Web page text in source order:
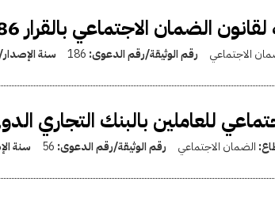
الضمان الاجتماعي بالقرار 186 لسنة 2015
الاجتماعي رقم الوثيقة/رقم الدعوى: 186 سنة
للعاملين بالبنك التجاري
الضمان الاجتماعي رقم الوثيقة/رقم الدعوى: 56 سنة